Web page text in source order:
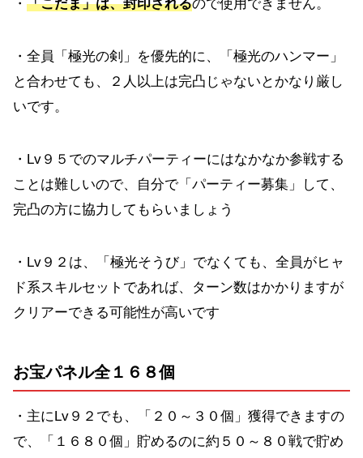
・ 「こだま」は、封印されるので使用できません。
・全員「極光の剣」を優先的に、「極光のハンマー」
と合わせても、２人以上は完凸じゃないとかなり厳し
いです。
・Lv９５でのマルチパーティーにはなかなか参戦する
ことは難しいので、自分で「パーティー募集」して、
完凸の方に協力してもらいましょう
・Lv９２は、「極光そうび」でなくても、全員がヒャ
ド系スキルセットであれば、ターン数はかかりますが
クリアーできる可能性が高いです
お宝パネル全１６８個
・主にLv９２でも、「２０～３０個」獲得できますの
で、「１６８０個」貯めるのに約５０～８０戦で貯め